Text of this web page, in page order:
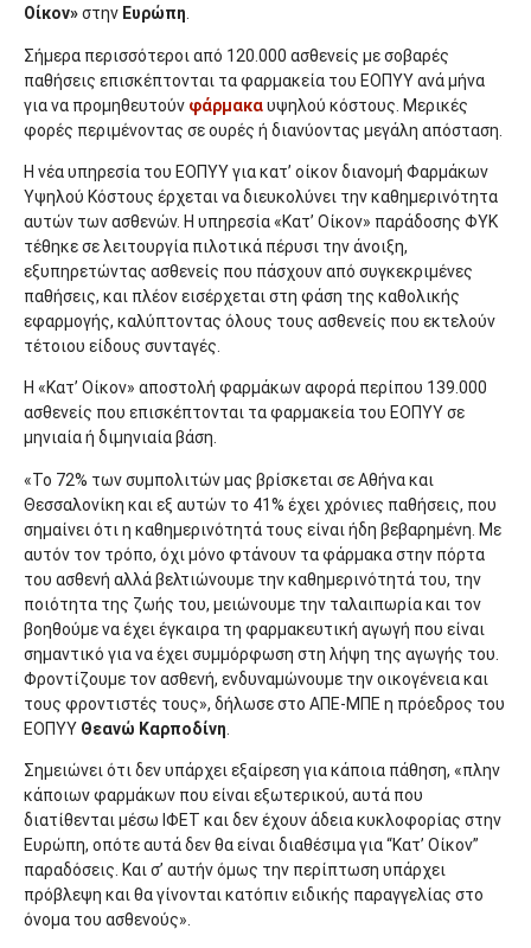
Οίκον»στην Ευρώπη.
Σήμερα περισσότεροι από 120.000 ασθενείς με σοβαρές
παθήσεις επισκέπτονται τα φαρμακεία του ΕΟΠΥΥ ανά μήνα
για να προμηθευτούν φάρμακαυψηλού κόστους. Μερικές
φορές περιμένοντας σε ουρές ή διανύοντας μεγάλη απόσταση.
Η νέα υπηρεσία του ΕΟΠΥΥ για κατ’ οίκον διανομή Φαρμάκων
Υψηλού Κόστους έρχεται να διευκολύνει την καθημερινότητα
αυτών των ασθενών. Η υπηρεσία «Κατ’ Οίκον» παράδοσης ΦΥΚ
τέθηκε σε λειτουργία πιλοτικά πέρυσι την άνοιξη,
εξυπηρετώντας ασθενείς που πάσχουν από συγκεκριμένες
παθήσεις, και πλέον εισέρχεται στη φάση της καθολικής
εφαρμογής, καλύπτοντας όλους τους ασθενείς που εκτελούν
τέτοιου είδους συνταγές.
H «Κατ’ Οίκον» αποστολή φαρμάκων αφορά περίπου 139.000
ασθενείς που επισκέπτονται τα φαρμακεία του ΕΟΠΥΥ σε
μηνιαία ή διμηνιαία βάση.
«Το 72% των συμπολιτών μας βρίσκεται σε Αθήνα και
Θεσσαλονίκη και εξ αυτών το 41% έχει χρόνιες παθήσεις, που
σημαίνει ότι η καθημερινότητά τους είναι ήδη βεβαρημένη. Με
αυτόν τον τρόπο, όχι μόνο φτάνουν τα φάρμακα στην πόρτα
του ασθενή αλλά βελτιώνουμε την καθημερινότητά του, την
ποιότητα της ζωής του, μειώνουμε την ταλαιπωρία και τον
βοηθούμε να έχει έγκαιρα τη φαρμακευτική αγωγή που είναι
σημαντικό για να έχει συμμόρφωση στη λήψη της αγωγής του.
Φροντίζουμε τον ασθενή, ενδυναμώνουμε την οικογένεια και
τους φροντιστές τους», δήλωσε στο ΑΠΕ-ΜΠΕ η πρόεδρος του
ΕΟΠΥΥ Θεανώ Καρποδίνη
Σημειώνει ότι δεν υπάρχει εξαίρεση για κάποια πάθηση, «πλην
κάποιων φαρμάκων που είναι εξωτερικού, αυτά που
διατίθενται μέσω ΙΦΕΤ και δεν έχουν άδεια κυκλοφορίας στην
Ευρώπη, οπότε αυτά δεν θα είναι διαθέσιμα για “Κατ’ Οίκον”
παραδόσεις. Και σ’ αυτήν όμως την περίπτωση υπάρχει
πρόβλεψη και θα γίνονται κατόπιν ειδικής παραγγελίας στο
όνομα του ασθενούς».